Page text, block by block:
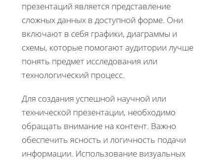
презентаций является представление
сложных данных в доступной форме. Они
включают в себя графики, диаграммы и
схемы, которые помогают аудитории лучше
понять предмет исследования или
технологический процесс.
Для создания успешной научной или
технической презентации, необходимо
обращать внимание на контент. Важно
обеспечить ясность и логичность подачи
информации. Использование визуальных